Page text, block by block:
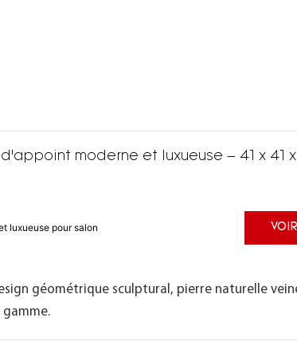
moderne et luxueuse – 41 x 41 x
luxueuse pour salon
géométrique sculptural, pierre naturelle